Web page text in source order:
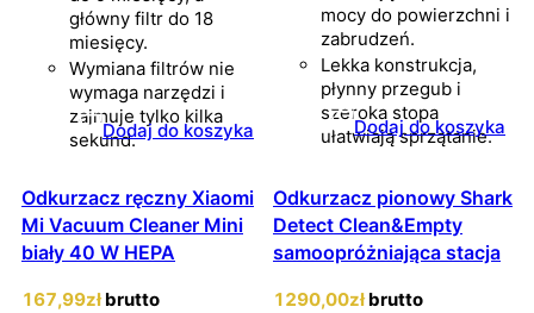
główny filtr do 18
miesięcy.
Wymiana filtrów nie
wymaga narzędzi i
zajmuje tylko kilka
sekund.Dodaj do koszyka
mocy do powierzchni i
zabrudzeń.
Lekka konstrukcja,
płynny przegub i
szeroka stopa
ułatwiają sprzątanie.
Dodaj do koszyka
Odkurzacz ręczny Xiaomi
Mi Vacuum Cleaner Mini
biały 40 W HEPA
167,99zł brutto
Odkurzacz pionowy Shark
Detect Clean&Empty
samoopróżniająca stacja
1290,00zł brutto